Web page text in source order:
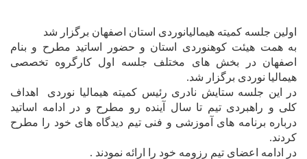
اولین جلسه کمیته هیمالیانوردی استان اصفهان برگزار شد
به همت هیئت کوهنوردی استان و حضور اساتید مطرح و بنام
اصفهان در بخش های مختلف جلسه اول کارگروه تخصصی
هیمالیا نوردی برگزار شد.
در این جلسه ستایش نادری رئیس کمیته هیمالیا نوردی اهداف
کلی و راهبردی تیم تا سال آینده رو مطرح و در ادامه اساتید
درباره برنامه های آموزشی و فنی تیم دیدگاه های خود را مطرح
کردند.
در ادامه اعضای تیم رزومه خود را ارائه نمودند .